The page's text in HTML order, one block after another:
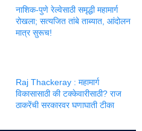
नाशिक-पुणे रेल्वेसाठी समृद्धी महामार्ग
रोखला; सत्यजित तांबे ताब्यात, आंदोलन
मात्र सुरूच!
Raj Thackeray : महामार्ग
विकासासाठी की टक्केवारीसाठी? राज
ठाकरेंची सरकारवर घणाघाती टीका